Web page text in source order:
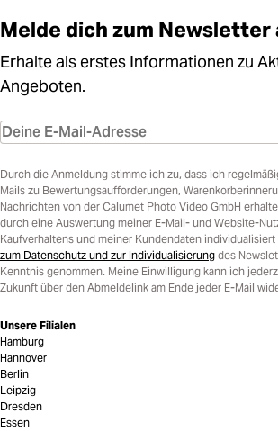
Melde dich zum Newsletter
Erhalte als erstes Informationen zu
Angeboten.
Durch die Anmeldung stimme ich zu, dass ich
Mails zu Bewertungsaufforderungen,
Nachrichten von der Calumet Photo Video GmbH
durch eine Auswertung meiner E-Mail- und Website-
Kaufverhaltens und meiner Kundendaten individualisiert
zum Datenschutz und zur Individualisierung des
Kenntnis genommen. Meine Einwilligung kann ich
Zukunft über den Abmeldelink am Ende jeder E-Mail
Unsere Filialen
Hamburg
Hannover
Berlin
Leipzig
Dresden
Essen